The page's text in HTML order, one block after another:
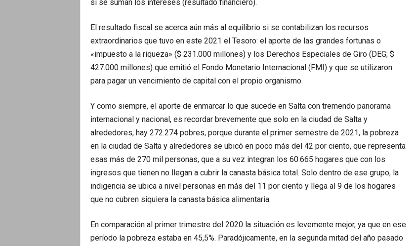
si se suman los intereses (resultado financiero).
El resultado fiscal se acerca aún más al equilibrio si se contabilizan los recursos
extraordinarios que tuvo en este 2021 el Tesoro: el aporte de las grandes fortunas o
«impuesto a la riqueza» ($ 231.000 millones) y los Derechos Especiales de Giro (DEG; $
427.000 millones) que emitió el Fondo Monetario Internacional (FMI) y que se utilizaron
para pagar un vencimiento de capital con el propio organismo.
Y como siempre, el aporte de enmarcar lo que sucede en Salta con tremendo panorama
internacional y nacional, es recordar brevemente que solo en la ciudad de Salta y
alrededores, hay 272.274 pobres, porque durante el primer semestre de 2021, la pobreza
en la ciudad de Salta y alrededores se ubicó en poco más del 42 por ciento, que representa
esas más de 270 mil personas, que a su vez integran los 60.665 hogares que con los
ingresos que tienen no llegan a cubrir la canasta básica total. Solo dentro de ese grupo, la
indigencia se ubica a nivel personas en más del 11 por ciento y llega al 9 de los hogares
que no cubren siquiera la canasta básica alimentaria.
En comparación al primer trimestre del 2020 la situación es levemente mejor, ya que en ese
período la pobreza estaba en 45,5%. Paradójicamente, en la segunda mitad del año pasado